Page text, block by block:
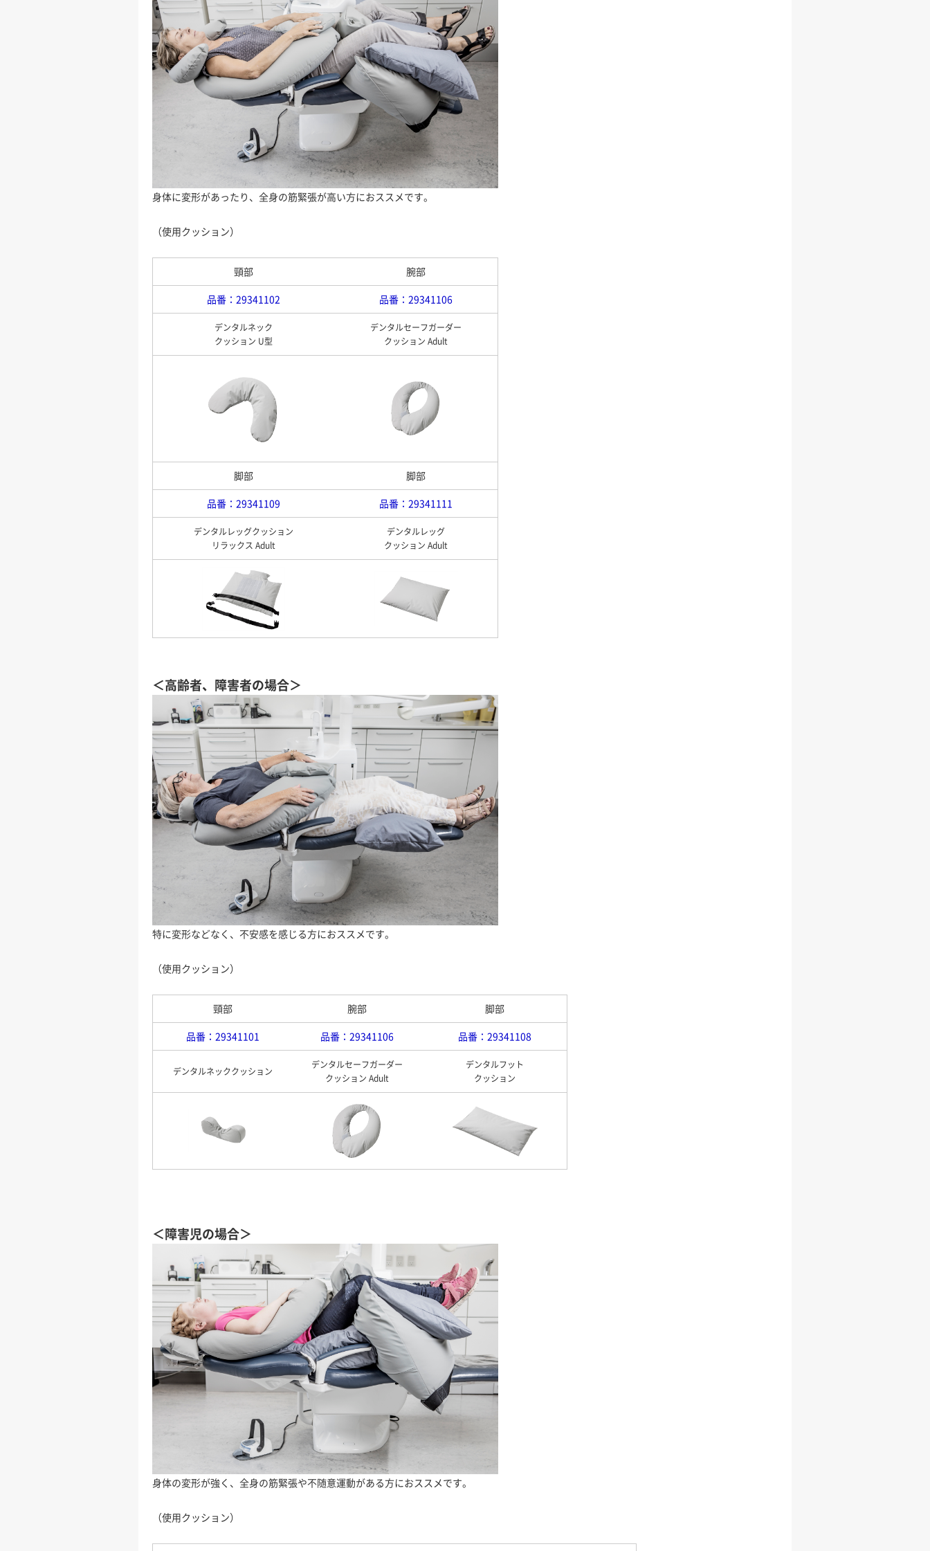
身体に変形があったり、全身の筋緊張が高い方におススメです。
（使用クッション）
頸部
腕部
品番：29341102
品番：29341106
デンタルネック
クッション U型
デンタルセーフガーダー
クッション Adult
脚部
脚部
品番：29341109
品番：29341111
デンタルレッグクッション
リラックス Adult
デンタルレッグ
クッション Adult
＜高齢者、障害者の場合＞
特に変形などなく、不安感を感じる方におススメです。
（使用クッション）
頸部 腕部
脚部
品番：29341101
品番：29341106 品番：29341108
デンタルネッククッション
デンタルセーフガーダー
クッション Adult
デンタルフット
クッション
＜障害児の場合＞
身体の変形が強く、全身の筋緊張や不随意運動がある方におススメです。
（使用クッション）